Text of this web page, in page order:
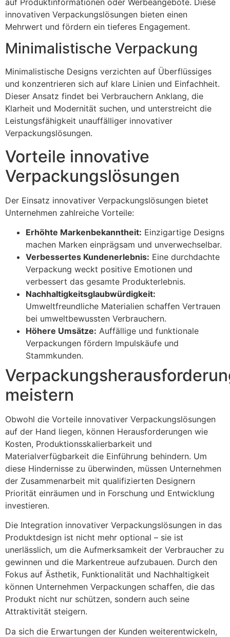
innovativen Verpackungslösungen bieten einen
Mehrwert und fördern ein tieferes Engagement.
Minimalistische Verpackung
Minimalistische Designs verzichten auf Überflüssiges
und konzentrieren sich auf klare Linien und Einfachheit.
Dieser Ansatz findet bei Verbrauchern Anklang, die
Klarheit und Modernität suchen, und unterstreicht die
Leistungsfähigkeit unauffälliger innovativer
Verpackungslösungen.
Vorteile innovative
Verpackungslösungen
Der Einsatz innovativer Verpackungslösungen bietet
Unternehmen zahlreiche Vorteile:
Erhöhte Markenbekanntheit: Einzigartige Designs
machen Marken einprägsam und unverwechselbar.
Verbessertes Kundenerlebnis: Eine durchdachte
Verpackung weckt positive Emotionen und
verbessert das gesamte Produkterlebnis.
Nachhaltigkeitsglaubwürdigkeit:
Umweltfreundliche Materialien schaffen Vertrauen
bei umweltbewussten Verbrauchern.
Höhere Umsätze: Auffällige und funktionale
Verpackungen fördern Impulskäufe und
Stammkunden.
meistern
Obwohl die Vorteile innovativer Verpackungslösungen
auf der Hand liegen, können Herausforderungen wie
Kosten, Produktionsskalierbarkeit und
Materialverfügbarkeit die Einführung behindern. Um
diese Hindernisse zu überwinden, müssen Unternehmen
der Zusammenarbeit mit qualifizierten Designern
Priorität einräumen und in Forschung und Entwicklung
investieren.
Die Integration innovativer Verpackungslösungen in das
Produktdesign ist nicht mehr optional – sie ist
unerlässlich, um die Aufmerksamkeit der Verbraucher zu
gewinnen und die Markentreue aufzubauen. Durch den
Fokus auf Ästhetik, Funktionalität und Nachhaltigkeit
können Unternehmen Verpackungen schaffen, die das
Produkt nicht nur schützen, sondern auch seine
Attraktivität steigern.
Da sich die Erwartungen der Kunden weiterentwickeln,